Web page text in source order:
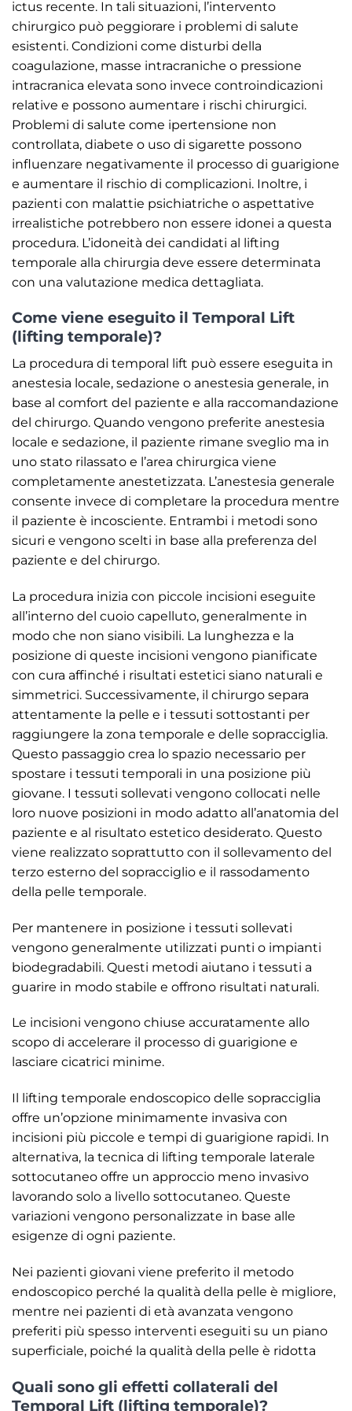
ictus recente. In tali situazioni, l’intervento
chirurgico può peggiorare i problemi di salute
esistenti. Condizioni come disturbi della
coagulazione, masse intracraniche o pressione
intracranica elevata sono invece controindicazioni
relative e possono aumentare i rischi chirurgici.
Problemi di salute come ipertensione non
controllata, diabete o uso di sigarette possono
influenzare negativamente il processo di guarigione
e aumentare il rischio di complicazioni. Inoltre, i
pazienti con malattie psichiatriche o aspettative
irrealistiche potrebbero non essere idonei a questa
procedura. L’idoneità dei candidati al lifting
temporale alla chirurgia deve essere determinata
con una valutazione medica dettagliata.
Come viene eseguito il Temporal Lift
(lifting temporale)?
La procedura di temporal lift può essere eseguita in
anestesia locale, sedazione o anestesia generale, in
base al comfort del paziente e alla raccomandazione
del chirurgo. Quando vengono preferite anestesia
locale e sedazione, il paziente rimane sveglio ma in
uno stato rilassato e l’area chirurgica viene
completamente anestetizzata. L’anestesia generale
consente invece di completare la procedura mentre
il paziente è incosciente. Entrambi i metodi sono
sicuri e vengono scelti in base alla preferenza del
paziente e del chirurgo.
La procedura inizia con piccole incisioni eseguite
all’interno del cuoio capelluto, generalmente in
modo che non siano visibili. La lunghezza e la
posizione di queste incisioni vengono pianificate
con cura affinché i risultati estetici siano naturali e
simmetrici. Successivamente, il chirurgo separa
attentamente la pelle e i tessuti sottostanti per
raggiungere la zona temporale e delle sopracciglia.
Questo passaggio crea lo spazio necessario per
spostare i tessuti temporali in una posizione più
giovane. I tessuti sollevati vengono collocati nelle
loro nuove posizioni in modo adatto all’anatomia del
paziente e al risultato estetico desiderato. Questo
viene realizzato soprattutto con il sollevamento del
terzo esterno del sopracciglio e il rassodamento
della pelle temporale.
Per mantenere in posizione i tessuti sollevati
vengono generalmente utilizzati punti o impianti
biodegradabili. Questi metodi aiutano i tessuti a
guarire in modo stabile e offrono risultati naturali.
Le incisioni vengono chiuse accuratamente allo
scopo di accelerare il processo di guarigione e
lasciare cicatrici minime.
Il lifting temporale endoscopico delle sopracciglia
offre un’opzione minimamente invasiva con
incisioni più piccole e tempi di guarigione rapidi. In
alternativa, la tecnica di lifting temporale laterale
sottocutaneo offre un approccio meno invasivo
lavorando solo a livello sottocutaneo. Queste
variazioni vengono personalizzate in base alle
esigenze di ogni paziente.
Nei pazienti giovani viene preferito il metodo
endoscopico perché la qualità della pelle è migliore,
mentre nei pazienti di età avanzata vengono
preferiti più spesso interventi eseguiti su un piano
superficiale, poiché la qualità della pelle è ridotta
Quali sono gli effetti collaterali del
Temporal Lift (lifting temporale)?